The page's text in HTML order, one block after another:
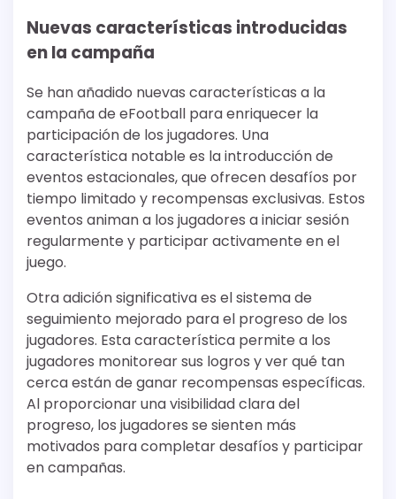
Nuevas características introducidas
en la campaña
Se han añadido nuevas características a la
campaña de eFootball para enriquecer la
participación de los jugadores. Una
característica notable es la introducción de
eventos estacionales, que ofrecen desafíos por
tiempo limitado y recompensas exclusivas. Estos
eventos animan a los jugadores a iniciar sesión
regularmente y participar activamente en el
juego.
Otra adición significativa es el sistema de
seguimiento mejorado para el progreso de los
jugadores. Esta característica permite a los
jugadores monitorear sus logros y ver qué tan
cerca están de ganar recompensas específicas.
Al proporcionar una visibilidad clara del
progreso, los jugadores se sienten más
motivados para completar desafíos y participar
en campañas.